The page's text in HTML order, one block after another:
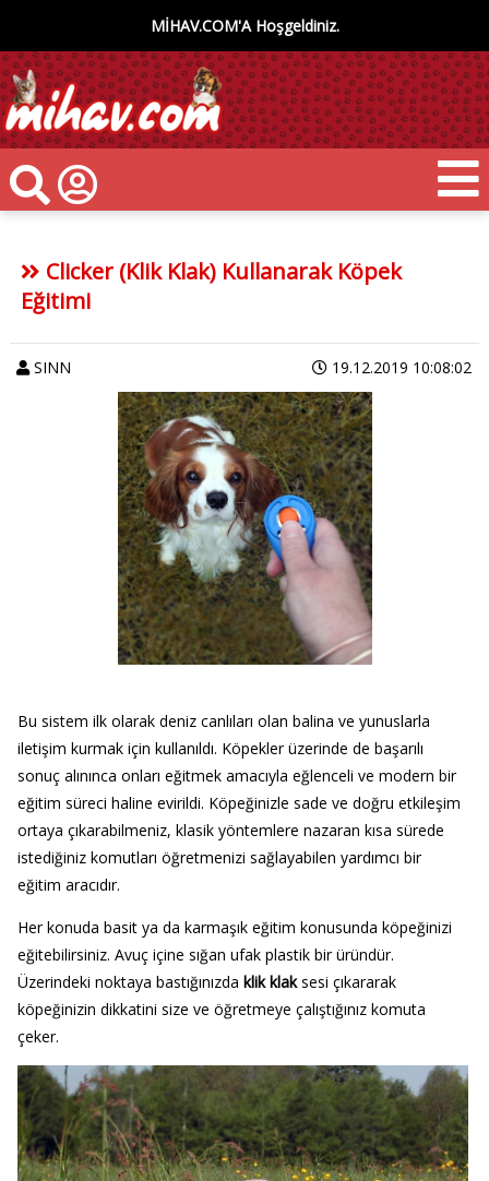
MİHAV.COM'A Hoşgeldiniz.
Clicker (Klik Klak) Kullanarak Köpek
Eğitimi
SINN 19.12.2019 10:08:02
Bu sistem ilk olarak deniz canlıları olan balina ve yunuslarla
iletişim kurmak için kullanıldı. Köpekler üzerinde de başarılı
sonuç alınınca onları eğitmek amacıyla eğlenceli ve modern bir
eğitim süreci haline evirildi. Köpeğinizle sade ve doğru etkileşim
ortaya çıkarabilmeniz, klasik yöntemlere nazaran kısa sürede
istediğiniz komutları öğretmenizi sağlayabilen yardımcı bir
eğitim aracıdır.
Her konuda basit ya da karmaşık eğitim konusunda köpeğinizi
eğitebilirsiniz. Avuç içine sığan ufak plastik bir üründür.
Üzerindeki noktaya bastığınızda klik klaksesi çıkararak
köpeğinizin dikkatini size ve öğretmeye çalıştığınız komuta
çeker.